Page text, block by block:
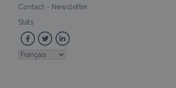
Vidéo Portrait de ferme
Contact - Newsletter
Stats